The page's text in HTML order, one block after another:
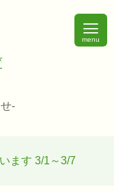
menu
-
ます 3/1～3/7